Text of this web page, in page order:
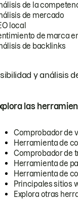
de la
de mercado
local
de marca
de backlinks
y análisis
las
Comprobador de
Herramienta de
Comprobador de
Herramienta de
Herramienta de
Principales sitios
Explora otras